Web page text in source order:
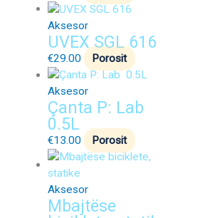
Aksesor
UVEX SGL 616
€29.00 Porosit
Aksesor
Çanta P: Lab
0.5L
€13.00 Porosit
Aksesor
Mbajtëse